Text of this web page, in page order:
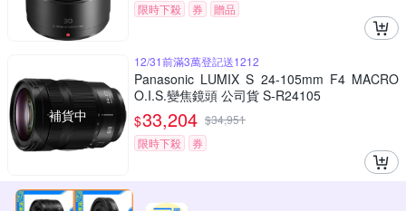
限時下殺
券 贈品
補貨中
12/31前滿3萬登記送1212
Panasonic LUMIX S 24-105mm F4 MACRO
O.I.S.變焦鏡頭 公司貨 S-R24105
$33,204 $34,951
限時下殺
券